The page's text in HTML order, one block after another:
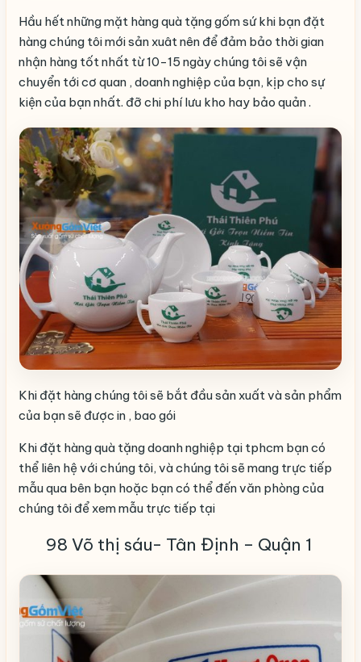
Hầu hết những mặt hàng quà tặng gốm sứ khi bạn đặt
hàng chúng tôi mới sản xuât nên để đảm bảo thời gian
nhận hàng tốt nhất từ 10-15 ngày chúng tôi sẽ vận
chuyển tới cơ quan , doanh nghiệp của bạn, kịp cho sự
kiện của bạn nhất. đỡ chi phí lưu kho hay bảo quản .
Khi đặt hàng chúng tôi sẽ bắt đầu sản xuất và sản phẩm
của bạn sẽ được in , bao gói
Khi đặt hàng quà tặng doanh nghiệp tại tphcm bạn có
thể liên hệ với chúng tôi, và chúng tôi sẽ mang trực tiếp
mẫu qua bên bạn hoặc bạn có thể đến văn phòng của
chúng tôi để xem mẫu trực tiếp tại
98 Võ thị sáu- Tân Định – Quận 1